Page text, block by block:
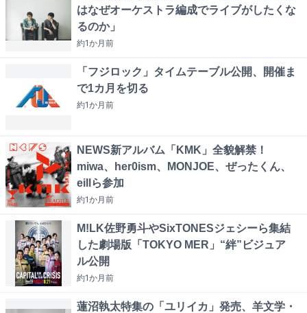
はなぜオーケストラ編成でライブがしたくな
るのか」
約1か月前
「フジロック」タイムテーブル公開、開催ま
で1カ月を切る
約1か月前
NEWS新アルバム「KMK」全貌解禁！
miwa、her0ism、MONJOE、ぜったくん、
eillら参加
約1か月前
M!LK佐野勇斗やSixTONESジェシーら集結
した劇場版「TOKYO MER」“絆”ビジュア
ル公開
約1か月前
蓮沼執太特集の「ユリイカ」発売、羊文学・